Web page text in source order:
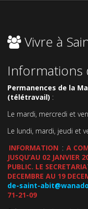
Vivre à
Informations
Permanences de la
(télétravail) :
Le mardi, mercredi et
Le lundi, mardi, jeudi et
INFORMATION : A
JUSQU’AU 02 JANVIER
PUBLIC. LE
DECEMBRE AU 19
de-saint-
71-21-09